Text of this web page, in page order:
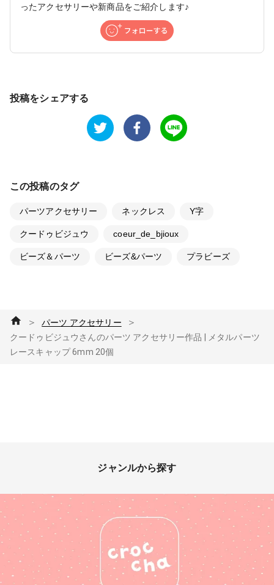
ったアクセサリーや新商品をご紹介します♪
投稿をシェアする
この投稿のタグ
パーツアクセサリー ネックレス Y字
クードゥビジュウ coeur_de_bjioux
ビーズ＆パーツ ビーズ&パーツ プラビーズ
＞ パーツ アクセサリー ＞
クードゥビジュウさんのパーツ アクセサリー作品 | メタルパーツ
レースキャップ 6mm 20個
ジャンルから探す